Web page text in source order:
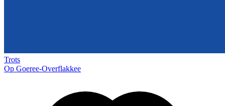
Trots
Op Goeree-Overflakkee